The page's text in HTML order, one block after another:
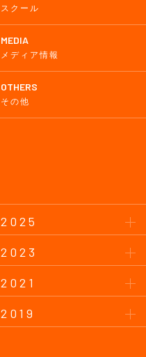
スクール
MEDIA
メディア情報
OTHERS
その他
2025
2023
2021
2019